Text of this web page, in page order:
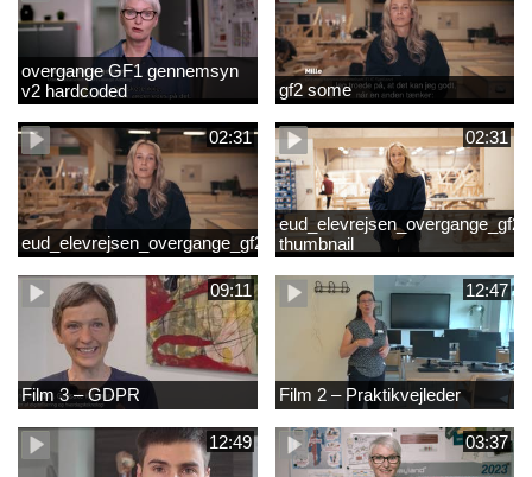
overgange GF1 gennemsyn
v2 hardcoded
gf2 some
02:31
eud_elevrejsen_overgange_gf2
02:31
thumbnail
09:11
Film 3 – GDPR
12:47
Film 2 – Praktikvejleder
12:49 03:37